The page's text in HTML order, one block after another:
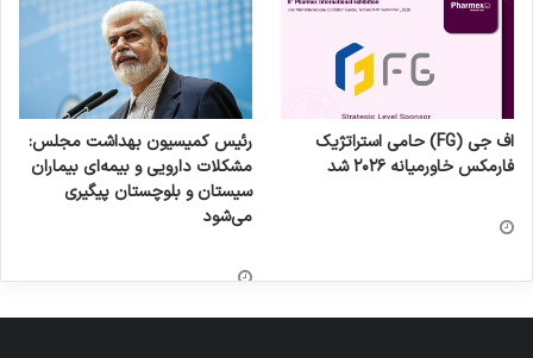
اف جی (FG) حامی استراتژیک
فارمکس خاورمیانه ۲۰۲۶ شد
رئیس کمیسیون بهداشت مجلس:
مشکلات دارویی و بیمه‌ای بیماران
سیستان و بلوچستان پیگیری
می‌شود